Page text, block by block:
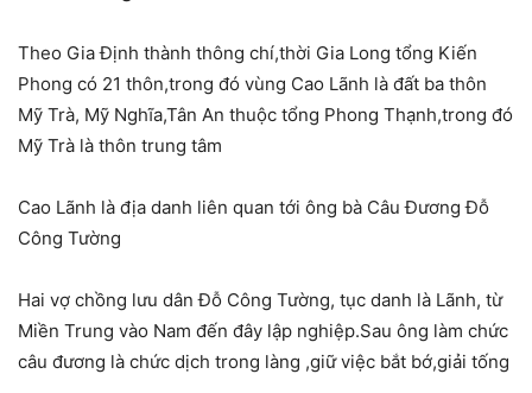
Theo Gia Định thành thông chí,thời Gia Long tổng Kiến
Phong có 21 thôn,trong đó vùng Cao Lãnh là đất ba thôn
Mỹ Trà, Mỹ Nghĩa,Tân An thuộc tổng Phong Thạnh,trong đó
Mỹ Trà là thôn trung tâm
Cao Lãnh là địa danh liên quan tới ông bà Câu Đương Đỗ
Công Tường
Hai vợ chồng lưu dân Đỗ Công Tường, tục danh là Lãnh, từ
Miền Trung vào Nam đến đây lập nghiệp.Sau ông làm chức
câu đương là chức dịch trong làng ,giữ việc bắt bớ,giải tống